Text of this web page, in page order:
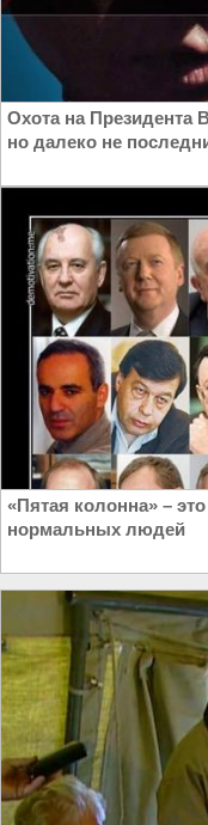
Охота на Президента
но далеко не
«Пятая колонна» –
нормальных людей